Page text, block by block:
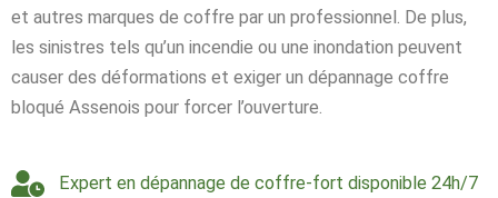
et autres marques de coffre par un professionnel. De plus,
les sinistres tels qu’un incendie ou une inondation peuvent
causer des déformations et exiger un dépannage coffre
bloqué Assenois pour forcer l’ouverture.
Expert en dépannage de coffre-fort disponible 24h/7